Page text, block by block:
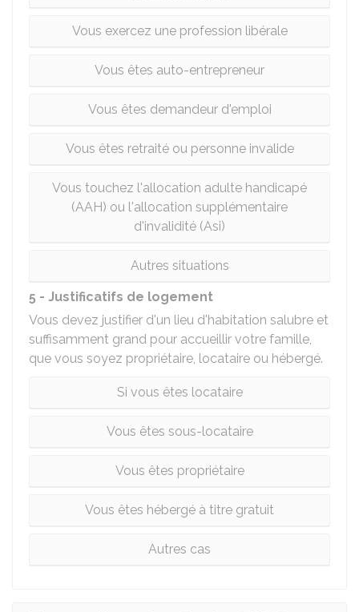
Vous exercez une profession libérale
Vous êtes auto-entrepreneur
Vous êtes demandeur d'emploi
Vous êtes retraité ou personne invalide
Vous touchez l'allocation adulte handicapé
(AAH) ou l'allocation supplémentaire
d'invalidité (Asi)
Autres situations
5 - Justificatifs de logement
Vous devez justifier d'un lieu d'habitation salubre et
suffisamment grand pour accueillir votre famille,
que vous soyez propriétaire, locataire ou hébergé.
Si vous êtes locataire
Vous êtes sous-locataire
Vous êtes propriétaire
Vous êtes hébergé à titre gratuit
Autres cas